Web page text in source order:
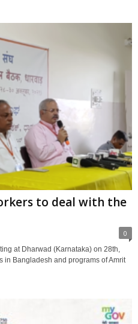
to deal with the
0
at Dharwad (Karnataka) on 28th,
in Bangladesh and programs of Amrit